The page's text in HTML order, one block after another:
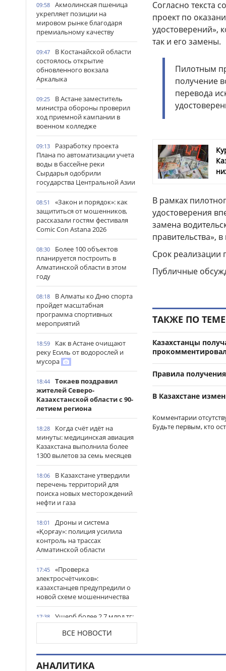
09:58
Акмолинская пшеница
укрепляет позиции на
мировом рынке благодаря
премиальному качеству
09:47
В Костанайской области
состоялось открытие
обновленного вокзала
Аркалыка
09:25
В Астане заместитель
министра обороны проверил
ход приемной кампании в
военном колледже
09:13
Разработку проекта
Плана по автоматизации учета
воды в бассейне реки
Сырдарья одобрили
государства Центральной Азии
08:51
«Закон и порядок»: как
защититься от мошенников,
рассказали гостям фестиваля
Comic Con Astana 2026
08:30
Более 100 объектов
планируется построить в
Алматинской области в этом
году
08:18
В Алматы ко Дню спорта
пройдет масштабная
программа спортивных
мероприятий
18:59
Как в Астане очищают
реку Есиль от водорослей и
мусора
18:44
Токаев поздравил
жителей Северо-
Казахстанской области с 90-
летием региона
18:28
Когда счёт идёт на
минуты: медицинская авиация
Казахстана выполнила более
1300 вылетов за семь месяцев
18:06
В Казахстане утвердили
перечень территорий для
поиска новых месторождений
нефти и газа
18:01
Дроны и система
«Қорғау»: полиция усилила
контроль на трассах
Алматинской области
17:45
«Проверка
электросчётчиков»:
казахстанцев предупредили о
новой схеме мошенничества
17:38
Ущерб более 2,7 млрд тг:
двух казахстанцев задержали
по делу о контрабанде товаров
из Китая
17:28
Семья Нурай Серикбай
ВСЕ НОВОСТИ
Согласно текста
проект по
удостоверений»,
так и его замены.
Пилотным
получение
перевода
В рамках
удостоверения
замена
правительства»,
Срок реализации
Публичные
ТАКЖЕ ПО ТЕМЕ
Казахстанцы
Правила
В Казахстане
Комментарии
Будьте первым, кто
АНАЛИТИКА